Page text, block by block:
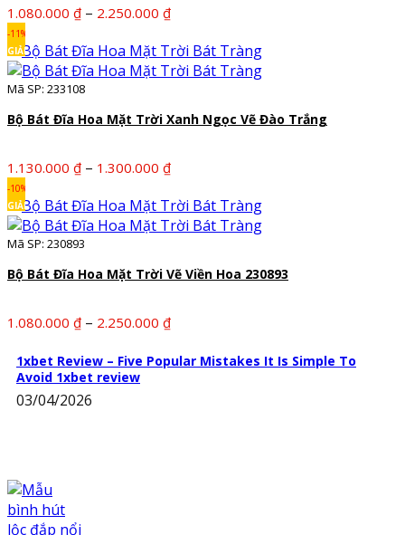
1.080.000 ₫ – 2.250.000 ₫Khoảng
từ
1.080.000 ₫
2.250.000 ₫
-11%
GIẢM
Mã SP: 233108
Bộ Bát Đĩa Hoa Mặt Trời Xanh Ngọc Vẽ Đào Trắng
1.130.000 ₫ – 1.300.000 ₫Khoảng
từ
1.130.000 ₫
1.300.000 ₫
-10%
GIẢM
Mã SP: 230893
Bộ Bát Đĩa Hoa Mặt Trời Vẽ Viền Hoa 230893
1.080.000 ₫ – 2.250.000 ₫Khoảng
từ
1xbet Review – Five Popular Mistakes It Is Simple To
Avoid 1xbet review
03/04/2026